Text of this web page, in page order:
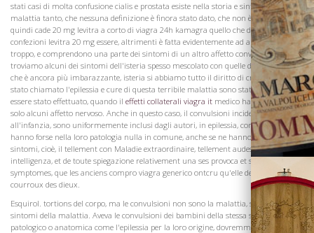
stati casi di molta confusione cialis e prostata esiste nella storia e sintomi di questa
malattia tanto, che nessuna definizione è finora stato dato, che non è imperfetta, e
quindi cade 20 mg levitra a corto di viagra 24h kamagra quello che dovrebbe
confezioni levitra 20 mg essere, altrimenti è fatta evidentemente ad abbracciare
troppo, e comprendono una parte dei sintomi di un altro affetto convulso. Così,
troviamo alcuni dei sintomi dell'isteria spesso mescolato con quelle di epilessia e ciò
che è ancora più imbarazzante, isteria si abbiamo tutto il diritto di credere che è
stato chiamato l'epilessia e cure di questa terribile malattia sono stati dichiarati di
essere stato effettuato, quando il effetti collaterali viagra it medico ha combattuto
solo alcuni affetto nervoso. Anche in questo caso, il convulsioni incidente
all'infanzia, sono uniformemente inclusi dagli autori, in epilessia, con la quale
hanno forse nella loro patologia nulla in comune, anche se ne hanno uno dei loro
sintomi, cioè, il tellement con Maladie extraordinaire, tellement audessus de toute
intelligenza, et de toute spiegazione relativement una ses provoca et ses un
symptomes, que les anciens compro viagra generico ontcru qu'elle dependait du
courroux des dieux.
Esquirol. tortions del corpo, ma le convulsioni non sono la malattia, sono solo i
sintomi della malattia. Aveva le convulsioni dei bambini della stessa squilibrio
patologico o anatomica come l'epilessia per la loro origine, dovremmo avere un
La Famiglia